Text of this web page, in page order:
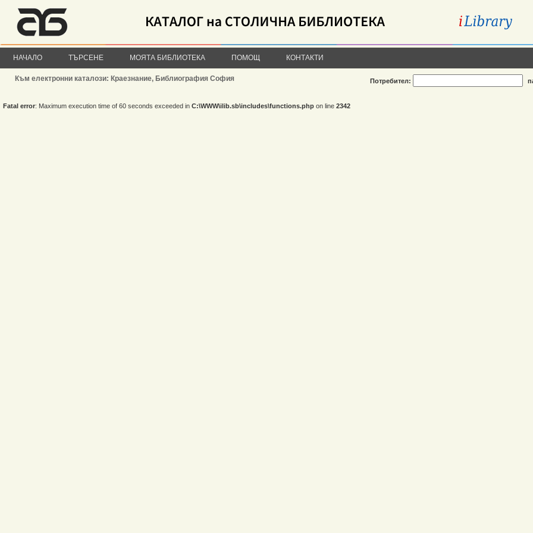
НАЧАЛО ТЪРСЕНЕ МОЯТА БИБЛИОТЕКА ПОМОЩ КОНТАКТИ
Към електронни каталози: Краезнание, Библиография София Потребител:
Fatal error: Maximum execution time of 60 seconds exceeded in C:\WWW\ilib.sb\includes\functions.php on line 2342